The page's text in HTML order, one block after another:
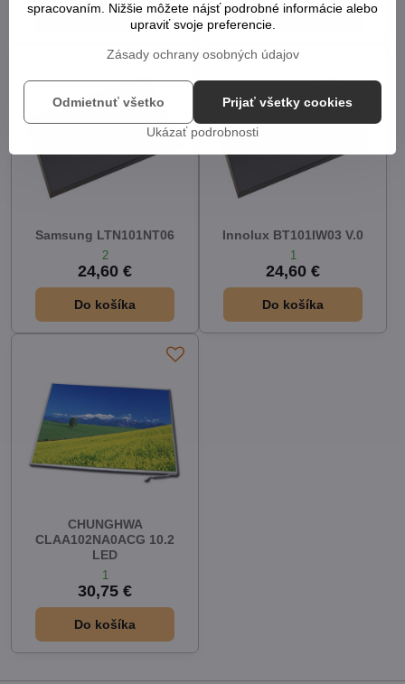
Do košíka Do košíka
Samsung LTN101NT06
2
24,60 €
Do košíka
Innolux BT101IW03 V.0
1
24,60 €
Do košíka
CHUNGHWA
CLAA102NA0ACG 10.2
LED
1
30,75 €
Do košíka
spracovaním. Nižšie môžete nájsť podrobné informácie alebo
upraviť svoje preferencie.
Zásady ochrany osobných údajov
Ukázať podrobnosti
Prijať všetky cookies
Odmietnuť všetko